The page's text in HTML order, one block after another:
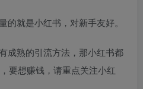
就是小红书，对新手友好。
成熟的引流方法，那小红书都
要想赚钱，请重点关注小红